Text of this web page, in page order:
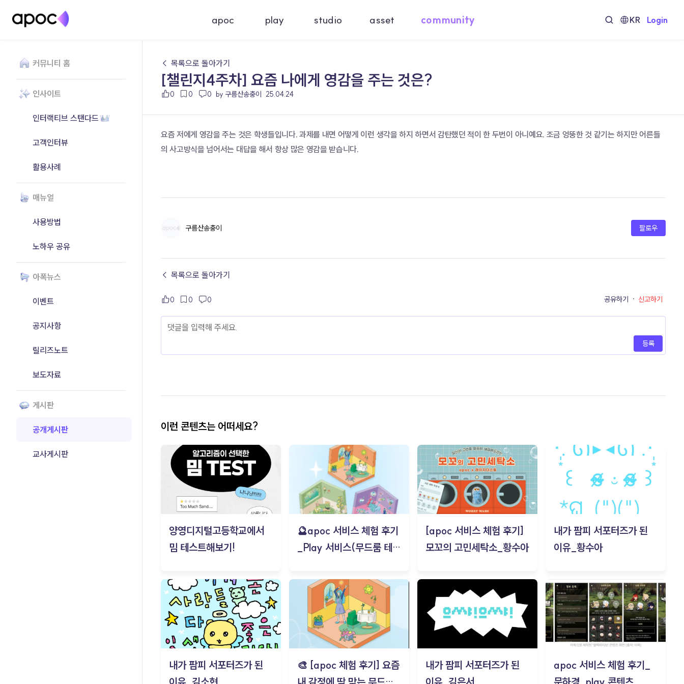
apoc play studio asset community KR Login
커뮤니티 홈
인사이트
인터랙티브 스탠다드
고객인터뷰
활용사례
매뉴얼
사용방법
노하우 공유
아폭뉴스
이벤트
공지사항
릴리즈노트
보도자료
게시판
공개게시판
교사게시판
← 목록으로 돌아가기
[챌린지4주차] 요즘 나에게 영감을 주는 것은?
0 0 0 by 구름산송충이 25.04.24
요즘 저에게 영감을 주는 것은 학생들입니다. 과제를 내면 어떻게 이런 생각을 하지 하면서 감탄했던 적이 한 두번이 아니예요. 조금 엉뚱한 것 같기는 하지만 어른들
의 사고방식을 넘어서는 대답을 해서 항상 많은 영감을 받습니다.
구름산송충이 팔로우
← 목록으로 돌아가기
0 0 0 공유하기 · 신고하기
등록
이런 콘텐츠는 어떠세요?
양영디지털고등학교에서
밈 테스트해보기!
🔮apoc 서비스 체험 후기
_Play 서비스(무드룸 테스
[apoc 서비스 체험 후기]
모꼬의 고민세탁소_황수아
내가 팜피 서포터즈가 된
이유_황수아
내가 팜피 서포터즈가 된
🎨 [apoc 체험 후기] 요즘
내가 팜피 서포터즈가 된
apoc 서비스 체험 후기_